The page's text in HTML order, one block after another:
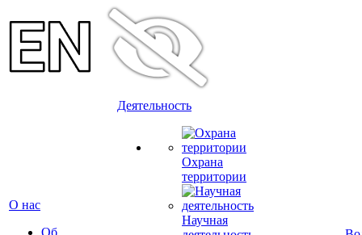
О нас
Об
Деятельность
Охрана
территории
Научная